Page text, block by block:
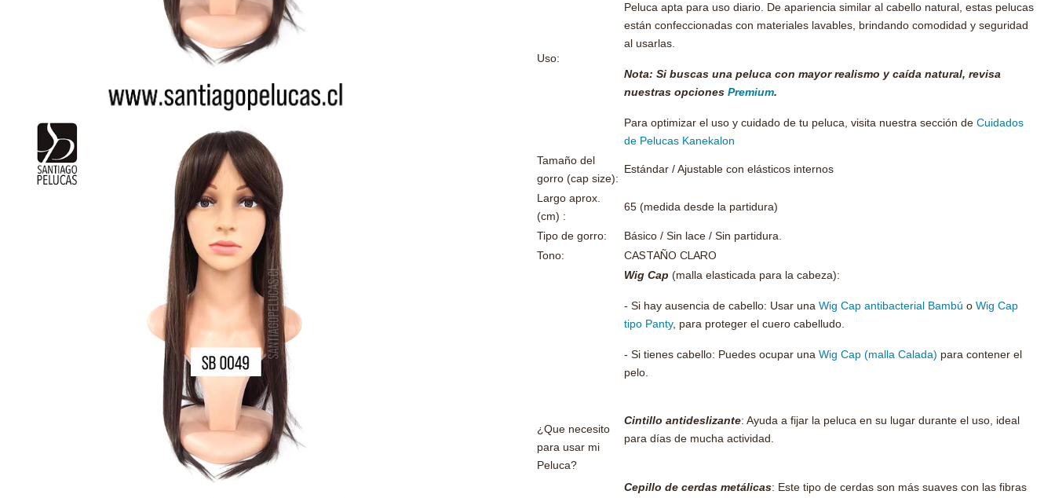
Uso:
Peluca apta para uso diario. De apariencia similar al cabello natural, estas pelucas
están confeccionadas con materiales lavables, brindando comodidad y seguridad
al usarlas.
Nota: Si buscas una peluca con mayor realismo y caída natural, revisa
nuestras opciones Premium.
Para optimizar el uso y cuidado de tu peluca, visita nuestra sección deCuidados
de Pelucas Kanekalon
Tamaño del
gorro (cap size):
Estándar / Ajustable con elásticos internos
Largo aprox.
(cm) :
65 (medida desde la partidura)
Tipo de gorro:
Básico / Sin lace / Sin partidura.
Tono:
CASTAÑO CLARO
¿Que necesito
para usar mi
Peluca?
Wig Cap (malla elasticada para la cabeza):
- Si hay ausencia de cabello: Usar una Wig Cap antibacterial Bambú oWig Cap
tipo Panty, para proteger el cuero cabelludo.
- Si tienes cabello: Puedes ocupar una Wig Cap (malla Calada) para contener el
pelo.
Cintillo antideslizante: Ayuda a fijar la peluca en su lugar durante el uso, ideal
para días de mucha actividad.
Cepillo de cerdas metálicas: Este tipo de cerdas son más suaves con las fibras